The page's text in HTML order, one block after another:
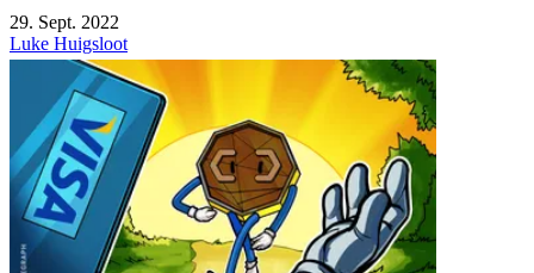
29. Sept. 2022
Luke Huigsloot